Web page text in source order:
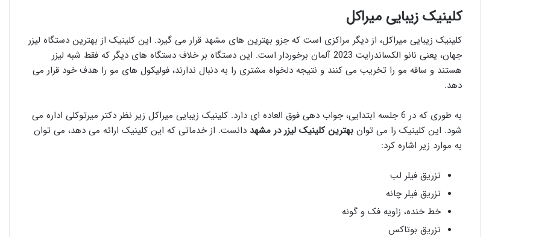
کلینیک زیبایی میراکل
کلینیک زیبایی میراکل، از دیگر مراکزی است که جزو بهترین های مشهد قرار می گیرد. این کلینیک از بهترین دستگاه لیزر
جهان، یعنی نانو الکساندرایت 2023 آلمان برخوردار است. این دستگاه بر خلاف دستگاه های دیگر که فقط شبه لیزر
هستند و ساقه مو را تخریب می کنند و نتیجه دلخواه مشتری را به دنبال ندارند، فولیکول های مو را هدف خود قرار می
دهد.
به طوری که در 6 جلسه ابتدایی، جواب دهی فوق العاده ای دارد. کلینیک زیبایی میراکل زیر نظر دکتر میرتوکلی اداره می
شود. این کلینیک را می توان بهترین کلینیک لیزر در مشهد دانست. از خدماتی که این کلینیک ارائه می دهد، می توان
به موارد زیر اشاره کرد:
تزریق فیلر لب
تزریق فیلر چانه
خط خنده، زاویه فک و گونه
تزریق بوتاکس